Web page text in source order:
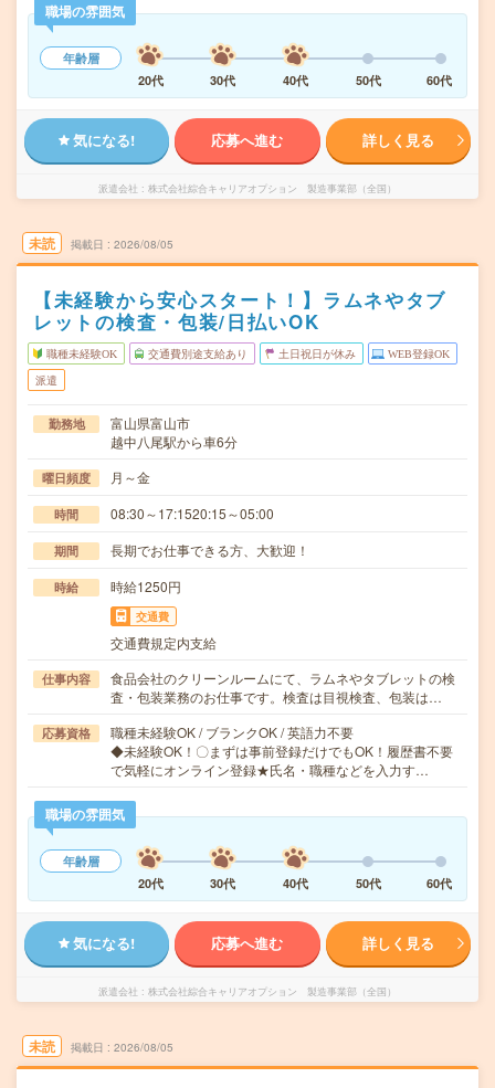
職場の雰囲気
年齢層
20代
30代 40代 50代 60代
気になる! 応募へ進む 詳しく見る
派遣会社 株式会社綜合キャリアオプション 製造事業部（全国）
未読 掲載日 2026/08/05
【未経験から安心スタート！】ラムネやタブ
レットの検査・包装/日払いOK
職種未経験OK 交通費別途支給あり 土日祝日が休み WEB登録OK
派遣
勤務地
富山県富山市
越中八尾駅から車6分
曜日頻度 月～金
時間 08:30～17:1520:15～05:00
期間 長期でお仕事できる方、大歓迎！
時給 時給1250円
交通費
交通費規定内支給
仕事内容
食品会社のクリーンルームにて、ラムネやタブレットの検
査・包装業務のお仕事です。検査は目視検査、包装は…
応募資格
職種未経験OK / ブランクOK / 英語力不要
◆未経験OK！〇まずは事前登録だけでもOK！履歴書不要
で気軽にオンライン登録★氏名・職種などを入力す…
職場の雰囲気
年齢層
20代
30代 40代 50代 60代
気になる! 応募へ進む 詳しく見る
派遣会社 株式会社綜合キャリアオプション 製造事業部（全国）
未読 掲載日 2026/08/05